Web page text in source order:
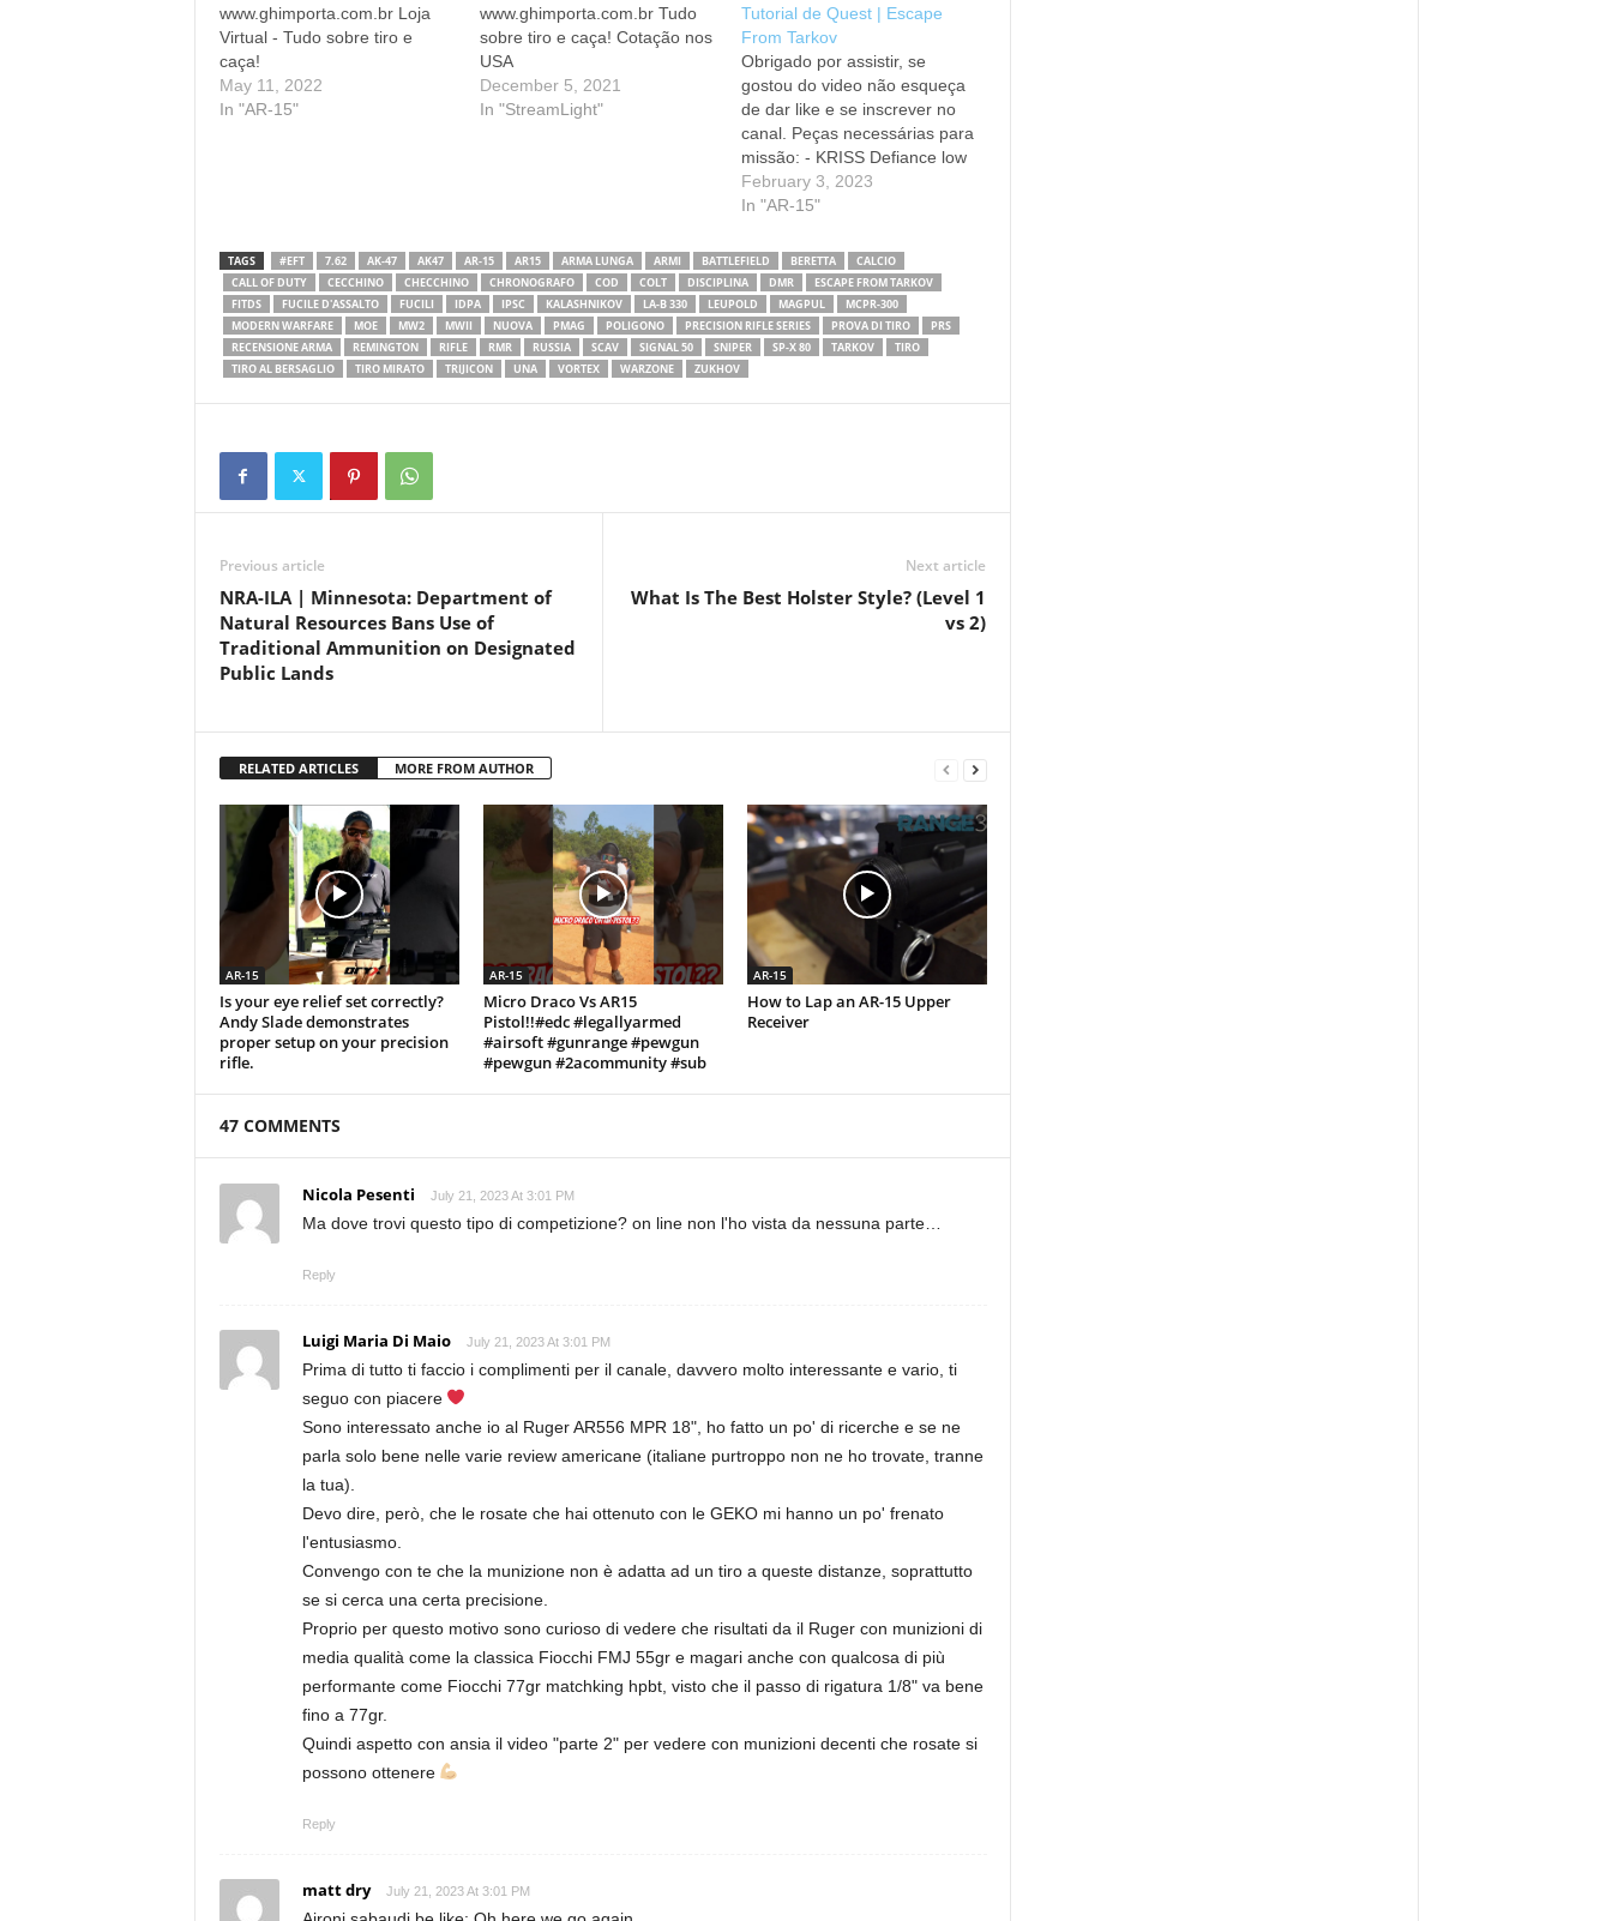
www.ghimporta.com.br Loja
Virtual - Tudo sobre tiro e
caça!
May 11, 2022
In "AR-15"
www.ghimporta.com.br Tudo
sobre tiro e caça! Cotação nos
USA
December 5, 2021
In "StreamLight"
Tutorial de Quest | Escape
From Tarkov
Obrigado por assistir, se
gostou do video não esqueça
de dar like e se inscrever no
canal. Peças necessárias para
missão: - KRISS Defiance low
profile flip-up rear sight - AR-
15 5.56x45 260mm barrel -
Flash Suppressor Kit - KAC
QDSS NT-4 5.56x45 sound
suppressor (FDE)…
February 3, 2023
In "AR-15"
TAGS #EFT 7.62 AK-47 AK47 AR-15 AR15 ARMA LUNGA ARMI BATTLEFIELD BERETTA
CALCIO
CALL OF DUTY
CECCHINO CHECCHINO CHRONOGRAFO COD COLT DISCIPLINA DMR
ESCAPE FROM TARKOV
FITDS
FUCILE D'ASSALTO FUCILI IDPA IPSC KALASHNIKOV LA-B 330 LEUPOLD MAGPUL
MCPR-300
MODERN WARFARE
MOE MW2 MWII NUOVA PMAG POLIGONO PRECISION RIFLE SERIES PROVA DI TIRO
PRS
RECENSIONE ARMA
REMINGTON RIFLE RMR RUSSIA SCAV SIGNAL 50 SNIPER SP-X 80 TARKOV
TIRO
TIRO AL BERSAGLIO
TIRO MIRATO TRIJICON UNA VORTEX WARZONE ZUKHOV
Previous article
NRA-ILA | Minnesota: Department of
Natural Resources Bans Use of
Traditional Ammunition on Designated
Public Lands
Next article
What Is The Best Holster Style? (Level 1
vs 2)
RELATED ARTICLES MORE FROM AUTHOR
AR-15
Is your eye relief set correctly?
Andy Slade demonstrates
proper setup on your precision
rifle.
AR-15
Micro Draco Vs AR15
Pistol!!#edc #legallyarmed
#airsoft #gunrange #pewgun
#pewgun #2acommunity #sub
AR-15
How to Lap an AR-15 Upper
Receiver
47 COMMENTS
Nicola Pesenti July 21, 2023 At 3:01 PM
Ma dove trovi questo tipo di competizione? on line non l'ho vista da nessuna parte…
Reply
Luigi Maria Di Maio July 21, 2023 At 3:01 PM
Prima di tutto ti faccio i complimenti per il canale, davvero molto interessante e vario, ti
seguo con piacere
Sono interessato anche io al Ruger AR556 MPR 18", ho fatto un po' di ricerche e se ne
parla solo bene nelle varie review americane (italiane purtroppo non ne ho trovate, tranne
la tua).
Devo dire, però, che le rosate che hai ottenuto con le GEKO mi hanno un po' frenato
l'entusiasmo.
Convengo con te che la munizione non è adatta ad un tiro a queste distanze, soprattutto
se si cerca una certa precisione.
Proprio per questo motivo sono curioso di vedere che risultati da il Ruger con munizioni di
media qualità come la classica Fiocchi FMJ 55gr e magari anche con qualcosa di più
performante come Fiocchi 77gr matchking hpbt, visto che il passo di rigatura 1/8" va bene
fino a 77gr.
Quindi aspetto con ansia il video "parte 2" per vedere con munizioni decenti che rosate si
possono ottenere
Reply
matt dry July 21, 2023 At 3:01 PM